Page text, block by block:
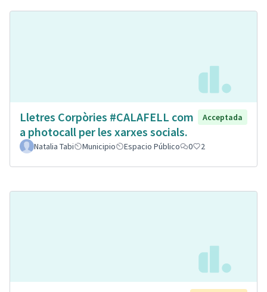
Lletres Corpòries #CALAFELL com
a photocall per les xarxes socials.
Acceptada
Natalia Tabi Municipio Espacio Público 0 2